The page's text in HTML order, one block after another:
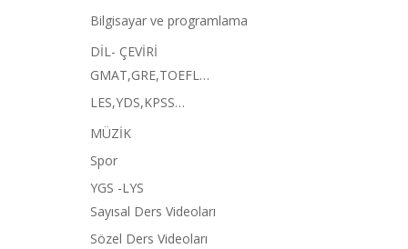
Bilgisayar ve programlama
DİL- ÇEVİRİ
GMAT,GRE,TOEFL…
LES,YDS,KPSS…
MÜZİK
Spor
YGS -LYS
Sayısal Ders Videoları
Sözel Ders Videoları